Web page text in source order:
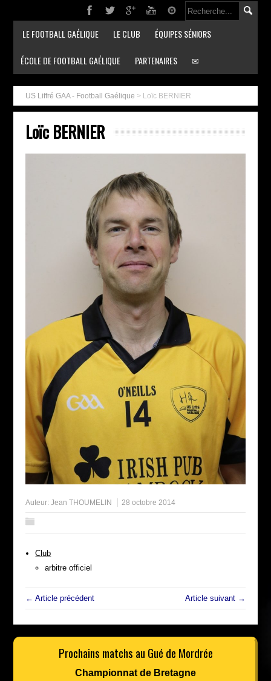
LE FOOTBALL GAÉLIQUE LE CLUB ÉQUIPES SÉNIORS
ÉCOLE DE FOOTBALL GAÉLIQUE PARTENAIRES ✉
US Liffré GAA - Football Gaélique > Loïc BERNIER
Loïc BERNIER
Auteur:Jean THOUMELIN 28 octobre 2014
Club
arbitre officiel
← Article précédent Article suivant →
Prochains matchs au Gué de Mordrée
Championnat de Bretagne